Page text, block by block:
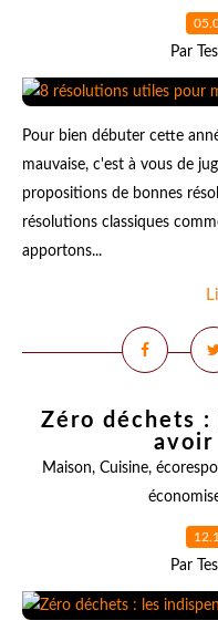
Par
Pour bien débuter cette
mauvaise, c'est à vous de
propositions de bonnes
résolutions classiques
apportons...
Zéro déchets :
avoir
Maison, Cuisine,
Par